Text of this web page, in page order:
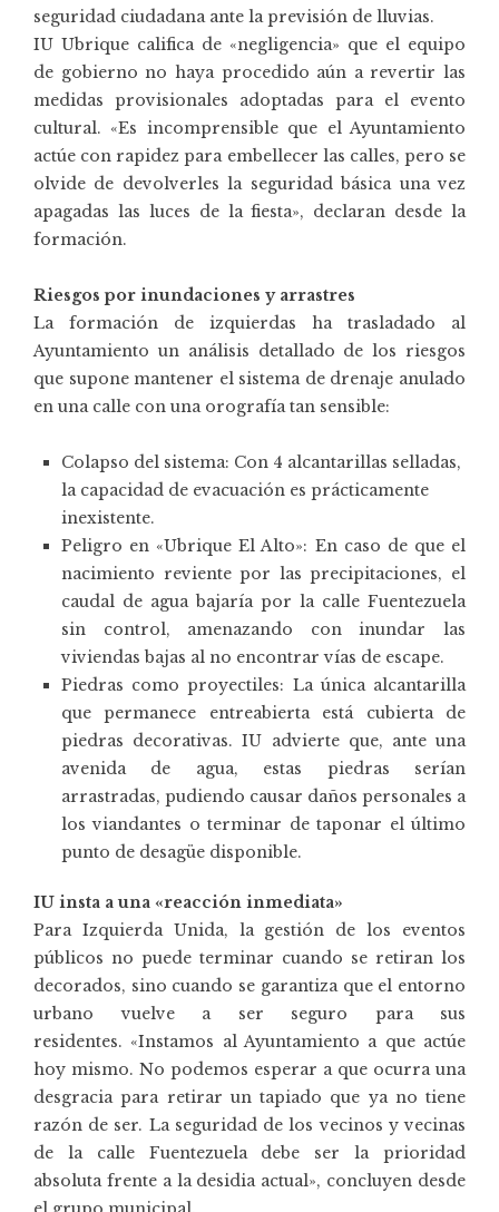
seguridad ciudadana ante la previsión de lluvias.
IU Ubrique califica de «negligencia» que el equipo
de gobierno no haya procedido aún a revertir las
medidas provisionales adoptadas para el evento
cultural. «Es incomprensible que el Ayuntamiento
actúe con rapidez para embellecer las calles, pero se
olvide de devolverles la seguridad básica una vez
apagadas las luces de la fiesta», declaran desde la
formación.
Riesgos por inundaciones y arrastres
La formación de izquierdas ha trasladado al
Ayuntamiento un análisis detallado de los riesgos
que supone mantener el sistema de drenaje anulado
en una calle con una orografía tan sensible:
Colapso del sistema: Con 4 alcantarillas selladas,
la capacidad de evacuación es prácticamente
inexistente.
Peligro en «Ubrique El Alto»: En caso de que el
nacimiento reviente por las precipitaciones, el
caudal de agua bajaría por la calle Fuentezuela
sin control, amenazando con inundar las
viviendas bajas al no encontrar vías de escape.
Piedras como proyectiles: La única alcantarilla
que permanece entreabierta está cubierta de
piedras decorativas. IU advierte que, ante una
avenida de agua, estas piedras serían
arrastradas, pudiendo causar daños personales a
los viandantes o terminar de taponar el último
punto de desagüe disponible.
IU insta a una «reacción inmediata»
Para Izquierda Unida, la gestión de los eventos
públicos no puede terminar cuando se retiran los
decorados, sino cuando se garantiza que el entorno
urbano vuelve a ser seguro para sus
residentes. «Instamos al Ayuntamiento a que actúe
hoy mismo. No podemos esperar a que ocurra una
desgracia para retirar un tapiado que ya no tiene
razón de ser. La seguridad de los vecinos y vecinas
de la calle Fuentezuela debe ser la prioridad
absoluta frente a la desidia actual», concluyen desde